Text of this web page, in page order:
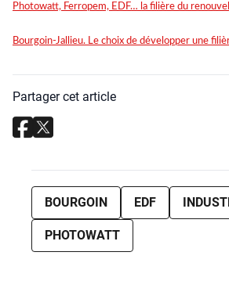
Pho­to­watt, Fer­ro­pem, EDF… la filière du
Bourgoin-Jallieu. Le choix de développer une
Partager cet article
BOURGOIN EDF
PHOTOWATT